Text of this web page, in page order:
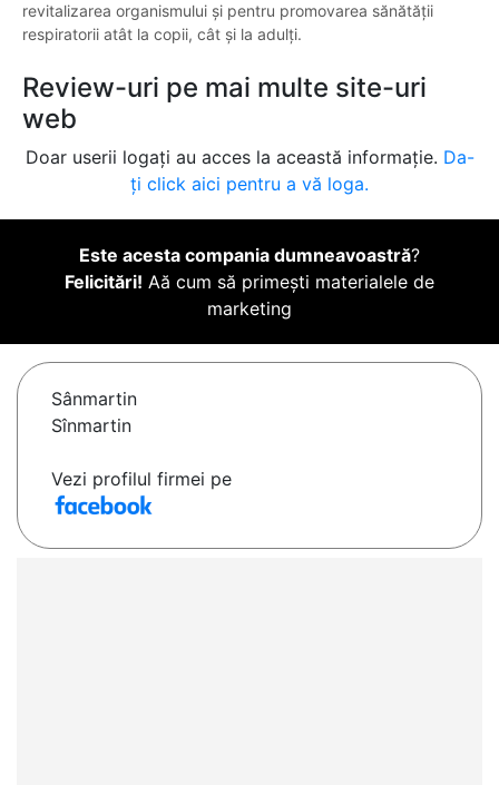
revitalizarea organismului și pentru promovarea sănătății
respiratorii atât la copii, cât și la adulți.
Review-uri pe mai multe site-uri
web
Doar userii logați au acces la această informație. Da-
ți click aici pentru a vă loga.
Este acesta compania dumneavoastră?
Felicitări! Aă cum să primești materialele de
marketing
Sânmartin
Sînmartin
Vezi profilul firmei pe